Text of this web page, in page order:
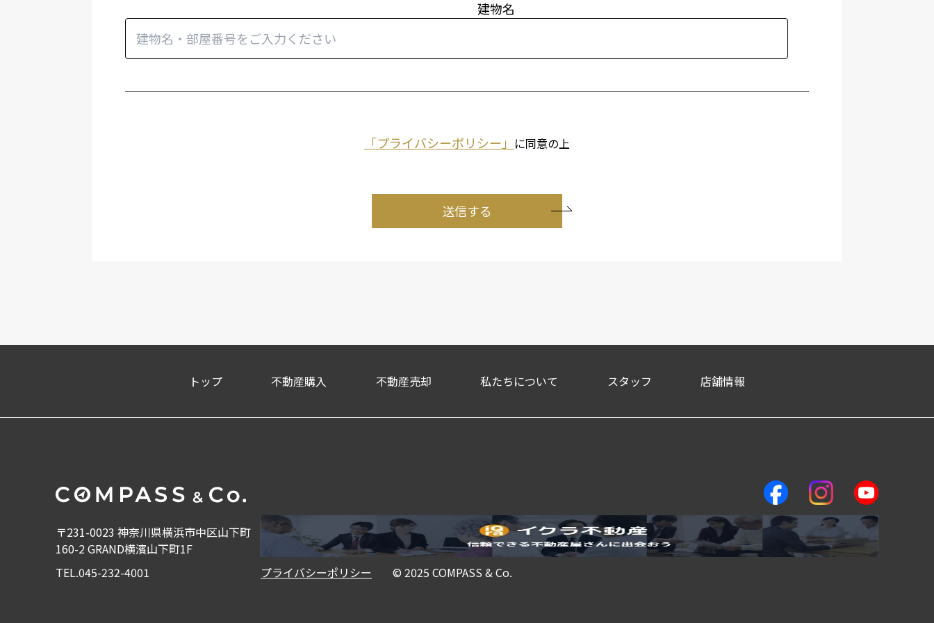
建物名
「プライバシーポリシー」 に同意の上
送信する
トップ 不動産購入 不動産売却 私たちについて スタッフ 店舗情報
〒231-0023 神奈川県横浜市中区山下町
160-2GRAND横濱山下町1F
TEL.045-232-4001
プライバシーポリシー ©︎ 2025 COMPASS & Co.